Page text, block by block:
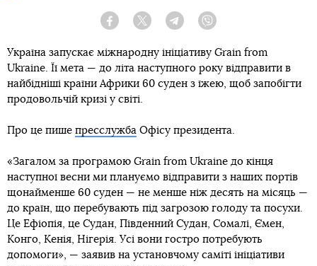
Facebook Twitter Telegram
Україна запускає міжнародну ініціативу Grain from
Ukraine. Її мета — до літа наступного року відправити в
найбідніші країни Африки 60 суден з їжею, щоб запобігти
продовольчій кризі у світі.
Про це пише пресслужба Офісу президента.
«Загалом за програмою Grain from Ukraine до кінця
наступної весни ми плануємо відправити з наших портів
щонайменше 60 суден — не менше ніж десять на місяць —
до країн, що перебувають під загрозою голоду та посухи.
Це Ефіопія, це Судан, Південний Судан, Сомалі, Ємен,
Конго, Кенія, Нігерія. Усі вони гостро потребують
допомоги», — заявив на установчому саміті ініціативи